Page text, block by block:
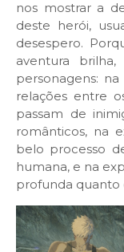
nos mostrar a
deste herói,
desespero.
aventura
personagens:
relações entre
passam de
românticos, na
belo processo
humana, e na
profunda quanto